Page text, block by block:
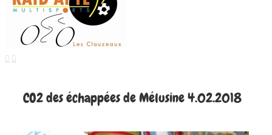
CO2 des échappées de Mélusine 4.02.2018